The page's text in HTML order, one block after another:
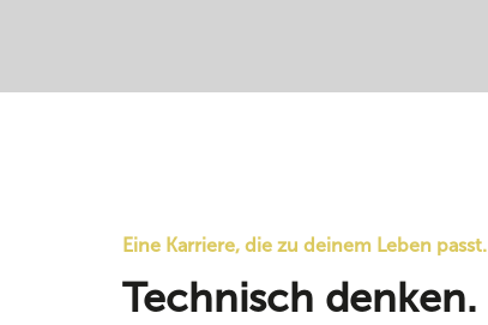
Eine Karriere, die zu deinem Leben passt.
Technisch denken.